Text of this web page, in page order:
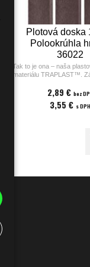
Plotová doska
Polookrúhla
36022
Tak to je ona – naša
materiálu TRAPLAST™.
Plotovka, ktorú nebudete
nezhnije, neskoroduje,
nezkrehne. Odolá hmyzu aj
drevo. Vďaka plnému
hmote nie je potrebné rez
Pri montáži plotov
2,89 € bez
3,55 € s DPH